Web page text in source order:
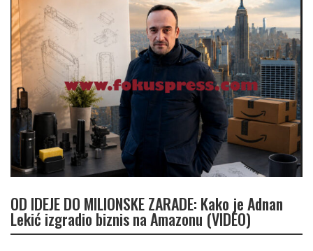
OD IDEJE DO MILIONSKE ZARADE: Kako je Adnan
Lekić izgradio biznis na Amazonu (VIDEO)